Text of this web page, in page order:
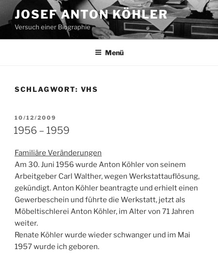
Inhalt
springen
JOSEF ANTON KÖHLER
Versuch einer Biographie
Menü
SCHLAGWORT: VHS
VERÖFFENTLICHT
AM
10/12/2009
1956 – 1959
Familiäre Veränderungen
Am 30. Juni 1956 wurde Anton Köhler von seinem
Arbeitgeber Carl Walther, wegen Werkstattauflösung,
gekündigt. Anton Köhler beantragte und erhielt einen
Gewerbeschein und führte die Werkstatt, jetzt als
Möbeltischlerei Anton Köhler, im Alter von 71 Jahren
weiter.
Renate Köhler wurde wieder schwanger und im Mai
1957 wurde ich geboren.